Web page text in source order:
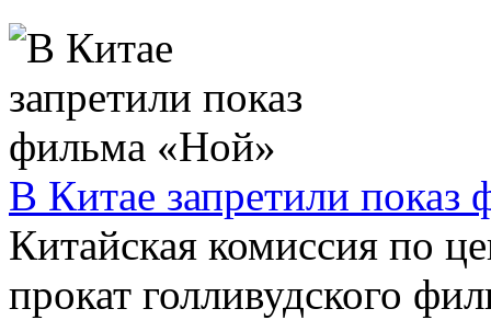
В Китае запретили
Китайская комиссия по
прокат голливудского